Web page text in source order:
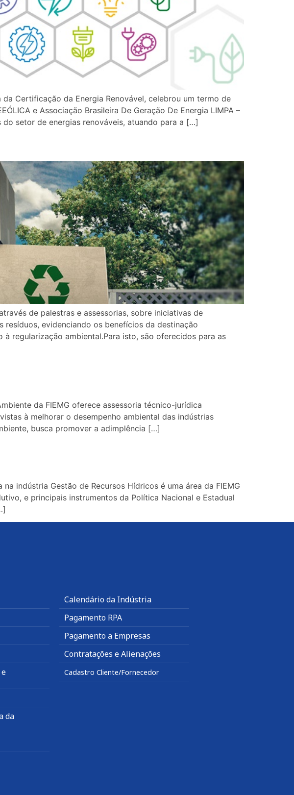
Certificação da Energia Renovável, celebrou um termo de
e Associação Brasileira De Geração De Energia LIMPA –
do setor de energias renováveis, atuando para a […]
de palestras e assessorias, sobre iniciativas de
evidenciando os benefícios da destinação
regularização ambiental.Para isto, são oferecidos para as
da FIEMG oferece assessoria técnico-jurídica
à melhorar o desempenho ambiental das indústrias
busca promover a adimplência […]
indústria Gestão de Recursos Hídricos é uma área da FIEMG
e principais instrumentos da Política Nacional e Estadual
da
Calendário da Indústria
Pagamento RPA
Pagamento a Empresas
Contratações e Alienações
Cadastro Cliente/Fornecedor